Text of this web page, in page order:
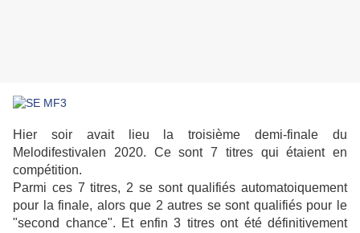
Hier soir avait lieu la troisième demi-finale du
Melodifestivalen 2020. Ce sont 7 titres qui étaient en
compétition.
Parmi ces 7 titres, 2 se sont qualifiés automatoiquement
pour la finale, alors que 2 autres se sont qualifiés pour le
"second chance". Et enfin 3 titres ont été définitivement